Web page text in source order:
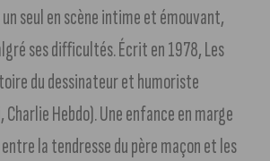
seul en scène intime et émouvant,
ses difficultés. Écrit en 1978, Les
du dessinateur et humoriste
Hebdo). Une enfance en marge
la tendresse du père maçon et les